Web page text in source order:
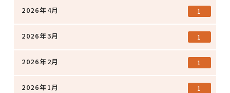
2026年4月 1
2026年3月 1
2026年2月 1
2026年1月 1